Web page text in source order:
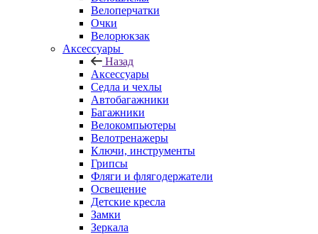
Велоперчатки
Очки
Велорюкзак
Аксессуары
Назад
Аксессуары
Седла и чехлы
Автобагажники
Багажники
Велокомпьютеры
Велотренажеры
Ключи, инструменты
Грипсы
Фляги и флягодержатели
Освещение
Детские кресла
Замки
Зеркала